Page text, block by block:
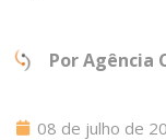
PorAgência
08 de julho de